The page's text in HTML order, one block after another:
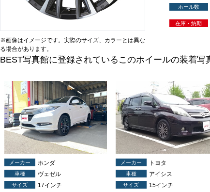
※画像はイメージです。実際のサイズ、カラーとは異な
る場合があります。
ホール数
在庫・納期
BEST写真館に登録されているこのホイールの装着写
メーカー ホンダ
車種 ヴェゼル
サイズ 17インチ
メーカー トヨタ
車種 アイシス
サイズ 15インチ